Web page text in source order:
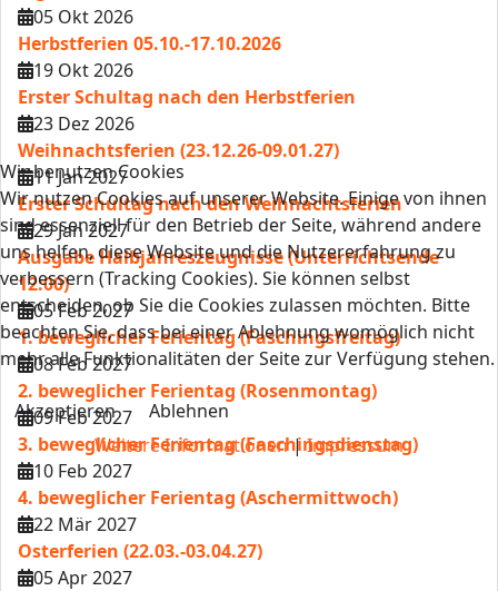
05 Okt 2026
Herbstferien 05.10.-17.10.2026
19 Okt 2026
Erster Schultag nach den Herbstferien
23 Dez 2026
Weihnachtsferien (23.12.26-09.01.27)
11 Jan 2027
Erster Schultag nach den Weihnachtsferien
29 Jan 2027
Ausgabe Halbjahreszeugnisse (Unterrichtsende
12:00)
05 Feb 2027
1. beweglicher Ferientag (Faschingsfreitag)
08 Feb 2027
2. beweglicher Ferientag (Rosenmontag)
09 Feb 2027
3. beweglicher Ferientag (Faschingsdienstag)
10 Feb 2027
4. beweglicher Ferientag (Aschermittwoch)
22 Mär 2027
Osterferien (22.03.-03.04.27)
05 Apr 2027
Wir benutzen Cookies
Wir nutzen Cookies auf unserer Website. Einige von ihnen
sind essenziell für den Betrieb der Seite, während andere
uns helfen, diese Website und die Nutzererfahrung zu
verbessern (Tracking Cookies). Sie können selbst
entscheiden, ob Sie die Cookies zulassen möchten. Bitte
beachten Sie, dass bei einer Ablehnung womöglich nicht
mehr alle Funktionalitäten der Seite zur Verfügung stehen.
Akzeptieren
Ablehnen
Weitere Informationen|Impressum